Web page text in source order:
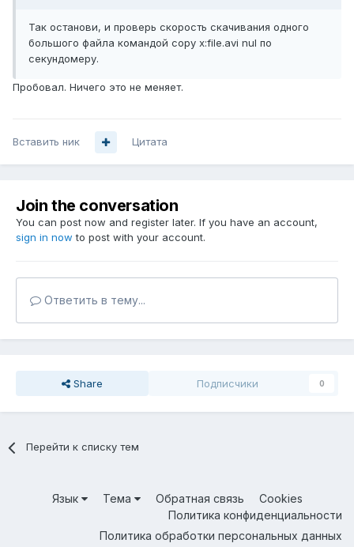
Так останови, и проверь скорость скачивания одного
большого файла командой copy x:file.avi nul по
секундомеру.
Пробовал. Ничего это не меняет.
Вставить ник Цитата
Join the conversation
You can post now and register later. If you have an account,
sign in now to post with your account.
Ответить в тему...
Share Подписчики 0
Перейти к списку тем
Язык Тема Обратная связь
Cookies
Политика конфиденциальности
Политика обработки персональных данных